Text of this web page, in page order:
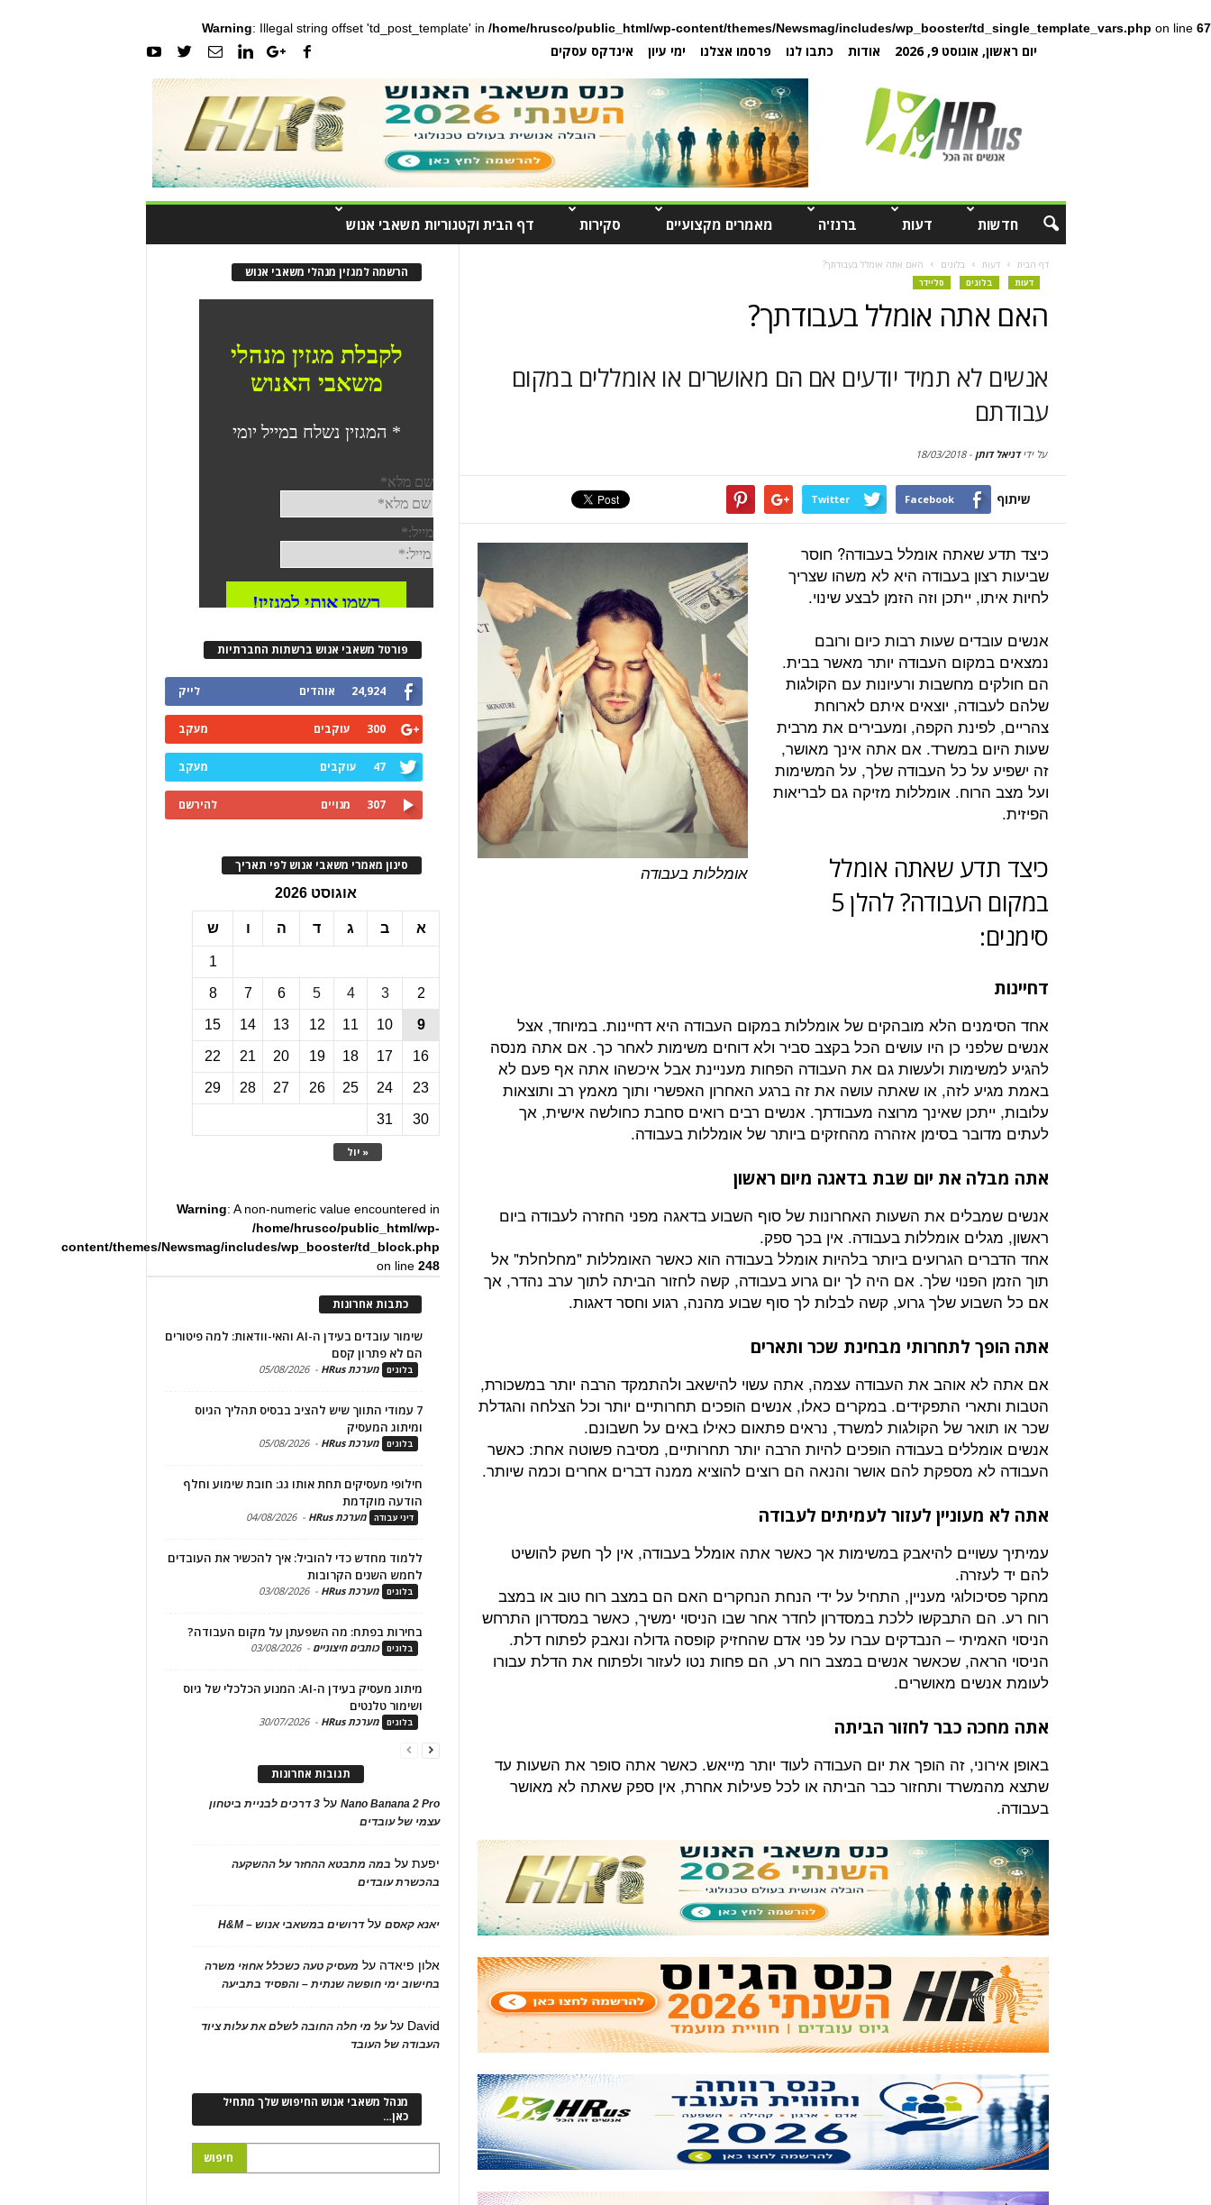
Warning: Illegal string offset 'td_post_template' in /home/hrusco/public_html/wp-content/themes/Newsmag/includes/wp_booster/td_single_template_vars.php on line 67
יום ראשון, אוגוסט 9, 2026 אודות כתבו לנו פרסמו אצלנו ימי עיון אינדקס עסקים
חדשות דעות ברנז'ה מאמרים מקצועיים סקירות דף הבית וקטגוריות משאבי אנוש
דף הבית דעות בלוגים האם אתה אומלל בעבודתך?
דעות בלוגים סליידר
האם אתה אומלל בעבודתך?
אנשים לא תמיד יודעים אם הם מאושרים או אומללים במקום
עבודתם
על ידידניאל דותן -
18/03/2018
שיתוף Facebook
Twitter
אומללות בעבודה
כיצד תדע שאתה אומלל בעבודה? חוסר
שביעות רצון בעבודה היא לא משהו שצריך
לחיות איתו, ייתכן וזה הזמן לבצע שינוי.
אנשים עובדים שעות רבות כיום ורובם
נמצאים במקום העבודה יותר מאשר בבית.
הם חולקים מחשבות ורעיונות עם הקולגות
שלהם לעבודה, יוצאים איתם לארוחת
צהריים, לפינת הקפה, ומעבירים את מרבית
שעות היום במשרד. אם אתה אינך מאושר,
זה ישפיע על כל העבודה שלך, על המשימות
ועל מצב הרוח. אומללות מזיקה גם לבריאות
הפיזית.
כיצד תדע שאתה אומלל
במקום העבודה? להלן 5
סימנים:
דחיינות
אחד הסימנים הלא מובהקים של אומללות במקום העבודה היא דחיינות. במיוחד, אצל
אנשים שלפני כן היו עושים הכל בקצב סביר ולא דוחים משימות לאחר כך. אם אתה מנסה
להגיע למשימות ולעשות גם את העבודה הפחות מעניינת אבל איכשהו אתה אף פעם לא
באמת מגיע לזה, או שאתה עושה את זה ברגע האחרון האפשרי ותוך מאמץ רב ותוצאות
עלובות, ייתכן שאינך מרוצה מעבודתך. אנשים רבים רואים סחבת כחולשה אישית, אך
לעתים מדובר בסימן אזהרה מהחזקים ביותר של אומללות בעבודה.
אתה מבלה את יום שבת בדאגה מיום ראשון
אנשים שמבלים את השעות האחרונות של סוף השבוע בדאגה מפני החזרה לעבודה ביום
ראשון, מגלים אומללות בעבודה. אין בכך ספק.
אחד הדברים הגרועים ביותר בלהיות אומלל בעבודה הוא כאשר האומללות "מחלחלת" אל
תוך הזמן הפנוי שלך. אם היה לך יום גרוע בעבודה, קשה לחזור הביתה לתוך ערב נהדר, אך
אם כל השבוע שלך גרוע, קשה לבלות לך סוף שבוע מהנה, רגוע וחסר דאגות.
אתה הופך לתחרותי מבחינת שכר ותארים
אם אתה לא אוהב את העבודה עצמה, אתה עשוי להישאב ולהתמקד הרבה יותר במשכורת,
הטבות ותארי התפקידים. במקרים כאלו, אנשים הופכים תחרותיים יותר וכל הצלחה והגדלת
שכר או תואר של הקולגות למשרד, נראים פתאום כאילו באים על חשבונם.
אנשים אומללים בעבודה הופכים להיות הרבה יותר תחרותיים, מסיבה פשוטה אחת: כאשר
העבודה לא מספקת להם אושר והנאה הם רוצים להוציא ממנה דברים אחרים וכמה שיותר.
אתה לא מעוניין לעזור לעמיתים לעבודה
עמיתיך עשויים להיאבק במשימות אך כאשר אתה אומלל בעבודה, אין לך חשק להושיט
להם יד לעזרה.
מחקר פסיכולוגי מעניין, התחיל על ידי הנחת הנחקרים האם הם במצב רוח טוב או במצב
רוח רע. הם התבקשו ללכת במסדרון לחדר אחר שבו הניסוי ימשיך, כאשר במסדרון התרחש
הניסוי האמיתי – הנבדקים עברו על פני אדם שהחזיק קופסה גדולה ונאבק לפתוח דלת.
הניסוי הראה, שכאשר אנשים במצב רוח רע, הם פחות נטו לעזור ולפתוח את הדלת עבורו
לעומת אנשים מאושרים.
אתה מחכה כבר לחזור הביתה
באופן אירוני, זה הופך את יום העבודה לעוד יותר מייאש. כאשר אתה סופר את השעות עד
שתצא מהמשרד ותחזור כבר הביתה או לכל פעילות אחרת, אין ספק שאתה לא מאושר
בעבודה.
הרשמה למגזין מנהלי משאבי אנוש
פורטל משאבי אנוש ברשתות החברתיות
24,924 אוהדים לייק
300 עוקבים מעקב
47 עוקבים מעקב
307 מנויים להירשם
סינון מאמרי משאבי אנוש לפי תאריך
אוגוסט 2026
א ב ג ד ה ו ש
« יול
1
2
3
4
5
6
7
8
9
10
11
12
13
14
15
16
17
18
19
20
21
22
23
24
25
26
27
28
29
30
31
Warning: A non-numeric value encountered in
/home/hrusco/public_html/wp-
content/themes/Newsmag/includes/wp_booster/td_block.php
on line248
כתבות אחרונות
שימור עובדים בעידן ה-AI והאי-וודאות: למה פיטורים
הם לא פתרון קסם
בלוגים מערכת HRus -
05/08/2026
7 עמודי התווך שיש להציב בבסיס תהליך הגיוס
ומיתוג המעסיק
בלוגים מערכת HRus -
05/08/2026
חילופי מעסיקים תחת אותו גג: חובת שימוע וחלף
הודעה מוקדמת
דיני עבודה מערכת HRus -
04/08/2026
ללמוד מחדש כדי להוביל: איך להכשיר את העובדים
לחמש השנים הקרובות
בלוגים מערכת HRus -
03/08/2026
בחירות בפתח: מה השפעתן על מקום העבודה?
בלוגים כותבים חיצוניים -
03/08/2026
מיתוג מעסיק בעידן ה-AI: המנוע הכלכלי של גיוס
ושימור טלנטים
בלוגים מערכת HRus -
30/07/2026
תגובות אחרונות
Nano Banana 2 Proעל 3 דרכים לבניית ביטחון
עצמי של עובדים
יפעתעל במה מתבטא ההחזר על ההשקעה
בהכשרת עובדים
יאנא קאסםעלדרושים במשאבי אנוש – H&M
אלון פיאדה על מעסיק טעה כשכלל אחוזי משרה
בחישוב ימי חופשה שנתית – והפסיד בתביעה
David עלעל מי חלה החובה לשלם את עלות ציוד
העבודה של העובד
מנהל משאבי אנוש החיפוש שלך מתחיל
כאן…